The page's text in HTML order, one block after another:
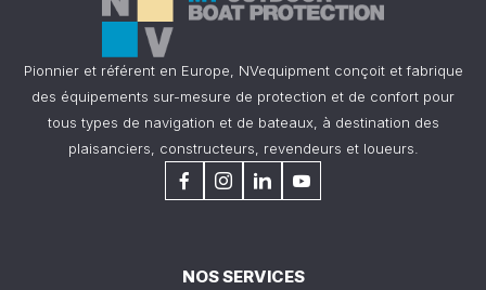
Pionnier et référent en Europe, NVequipment conçoit et fabrique
des équipements sur-mesure de protection et de confort pour
tous types de navigation et de bateaux, à destination des
plaisanciers, constructeurs, revendeurs et loueurs.
NOS SERVICES